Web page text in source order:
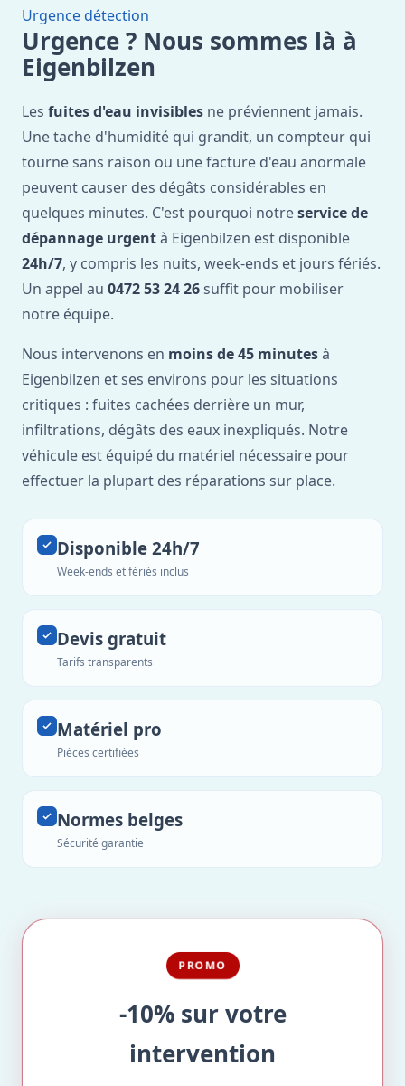
Urgence détection
Urgence ? Nous sommes là à
Eigenbilzen
Les fuites d'eau invisibles ne préviennent jamais.
Une tache d'humidité qui grandit, un compteur qui
tourne sans raison ou une facture d'eau anormale
peuvent causer des dégâts considérables en
quelques minutes. C'est pourquoi notreservice de
dépannage urgentà Eigenbilzen est disponible
24h/7, y compris les nuits, week-ends et jours fériés.
Un appel au 0472 53 24 26 suffit pour mobiliser
notre équipe.
Nous intervenons en moins de 45 minutesà
Eigenbilzen et ses environs pour les situations
critiques : fuites cachées derrière un mur,
infiltrations, dégâts des eaux inexpliqués. Notre
véhicule est équipé du matériel nécessaire pour
effectuer la plupart des réparations sur place.
Disponible 24h/7
Week-ends et fériés inclus
Devis gratuit
Tarifs transparents
Matériel pro
Pièces certifiées
Normes belges
Sécurité garantie
PROMO
-10% sur votre
intervention